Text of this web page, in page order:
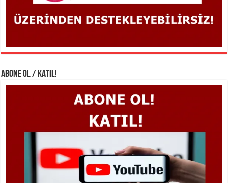
ABONE OL / KATIL!